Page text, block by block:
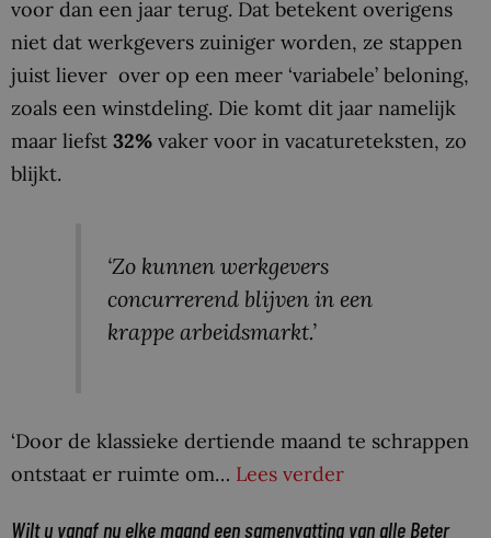
voor dan een jaar terug. Dat betekent overigens
niet dat werkgevers zuiniger worden, ze stappen
juist liever over op een meer ‘variabele’ beloning,
zoals een winstdeling. Die komt dit jaar namelijk
maar liefst 32% vaker voor in vacatureteksten, zo
blijkt.
‘Zo kunnen werkgevers
concurrerend blijven in een
krappe arbeidsmarkt.’
‘Door de klassieke dertiende maand te schrappen
ontstaat er ruimte om… Lees verder
Wilt u vanaf nu elke maand een samenvatting van alle Beter